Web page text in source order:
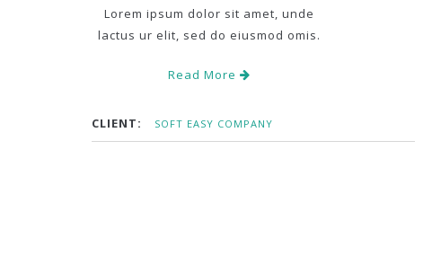
Lorem ipsum dolor sit amet, unde
lactus ur elit, sed do eiusmod omis.
Read More
CLIENT: SOFT EASY COMPANY